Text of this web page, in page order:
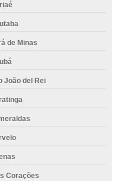
de Minas
João del Rei
Corações